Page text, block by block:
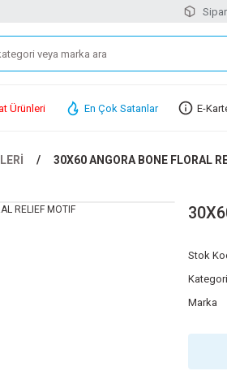
Ürünleri En Çok Satanlar E-
30X60 ANGORA BONE FLORAL
Stok
Kategori
Marka